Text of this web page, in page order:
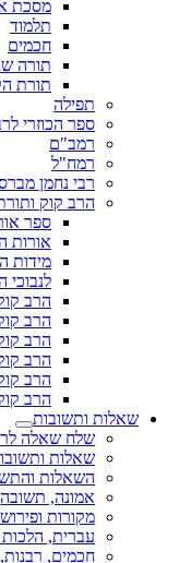
מסכת
תלמוד
חכמים
תורה
תורת
תפילה
ספר הכוזרי
רמב"ם
רמח"ל
רבי נחמן
הרב קוק
ספר
אורות
מידות
לנבוכי
הרב
הרב
הרב
הרב
הרב
הרב
שאלות ותשובות
שלח שאלה
שאלות
השאלות
אמונה,
מקורות
עברית,
חכמים,